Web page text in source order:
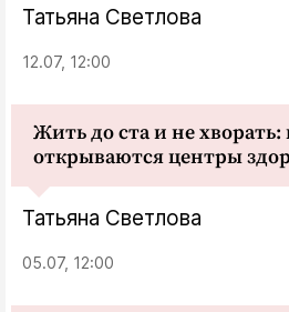
Татьяна Светлова
12.07, 12:00
Жить до ста и не хворать:
открываются центры
Татьяна Светлова
05.07, 12:00